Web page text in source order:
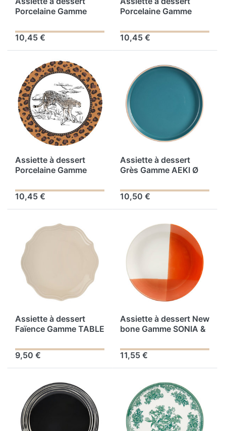
Porcelaine Gamme
Coloris Blanc-marron
Décor Zèbre
10,45 €
Porcelaine Gamme
Coloris Blanc-marron
Décor Eléphant
10,45 €
Assiette à dessert
Porcelaine Gamme
Coloris Blanc-marron
Décor Panthère
10,45 €
Assiette à dessert
Grès Gamme AEKI Ø
10,50 €
Assiette à dessert
Faïence Gamme TABLE
Crème
9,50 €
Assiette à dessert New
bone Gamme SONIA &
Coloris Rouge
11,55 €